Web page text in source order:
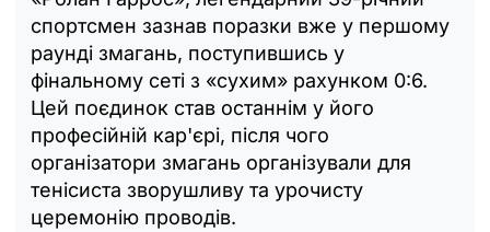
спортсмен зазнав поразки вже у першому
раунді змагань, поступившись у
фінальному сеті з «сухим» рахунком 0:6.
Цей поєдинок став останнім у його
професійній кар'єрі, після чого
організатори змагань організували для
тенісиста зворушливу та урочисту
церемонію проводів.